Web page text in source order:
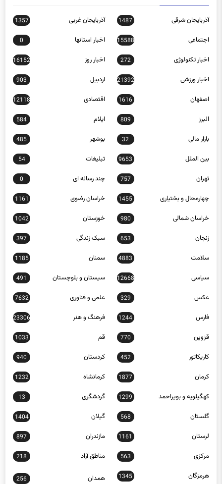
آذربایجان شرقی 1487 آذربایجان غربی 1357
اجتماعی 15588 اخبار استانها 0
اخبار تکنولوژی 272 اخبار روز 16152
اخبار ورزشی 21392 اردبیل 903
اصفهان 1616 اقتصادی 12118
البرز 809 ایلام 584
بازار مالی 32 بوشهر 485
بین الملل 9653 تبلیغات 54
تهران 757 چند رسانه ای 0
چهارمحال و بختیاری 1455 خراسان رضوی 1161
خراسان شمالی 980 خوزستان 1042
زنجان 653 سبک زندگی 397
سلامت 4883 سمنان 1185
سیاسی 12668 سیستان و بلوچستان 491
عکس 329 علمی و فناوری 7632
فارس 1244 فرهنگ و هنر 23306
قزوین 770 قم 1033
کاریکاتور 452 کردستان 940
کرمان 1877 کرمانشاه 1232
کهگیلویه و بویراحمد 1299 گردشگری 13
گلستان 568 گیلان 1404
لرستان 1161 مازندران 897
مرکزی 563 مناطق آزاد 218
هرمزگان 1345 همدان 256